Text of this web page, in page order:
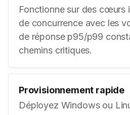
Fonctionne sur des cœurs
de concurrence avec les
de réponse p95/p99
chemins critiques.
Provisionnement rapide
Déployez Windows ou